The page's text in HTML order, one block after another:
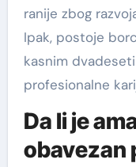
ranije zbog
Ipak, postoje
kasnim
profesionalne
Da li je
obavezan